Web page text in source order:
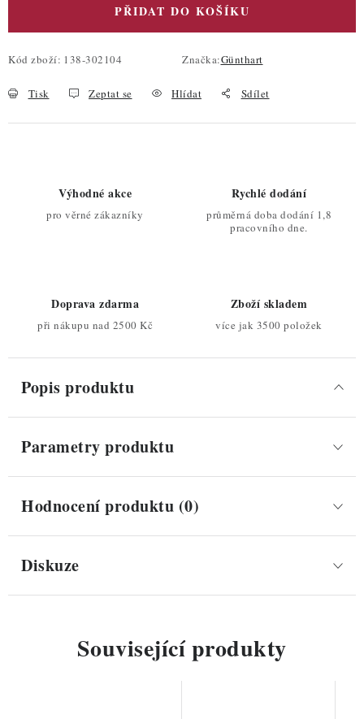
PŘIDAT DO KOŠÍKU
Kód zboží: 138-302104 Značka:Günthart
Tisk Zeptat se Hlídat Sdílet
Výhodné akce
pro věrné zákazníky
Rychlé dodání
průměrná doba dodání 1,8
pracovního dne.
Doprava zdarma
při nákupu nad 2500 Kč
Zboží skladem
více jak 3500 položek
Popis produktu
Parametry produktu
Hodnocení produktu (0)
Diskuze
Související produkty